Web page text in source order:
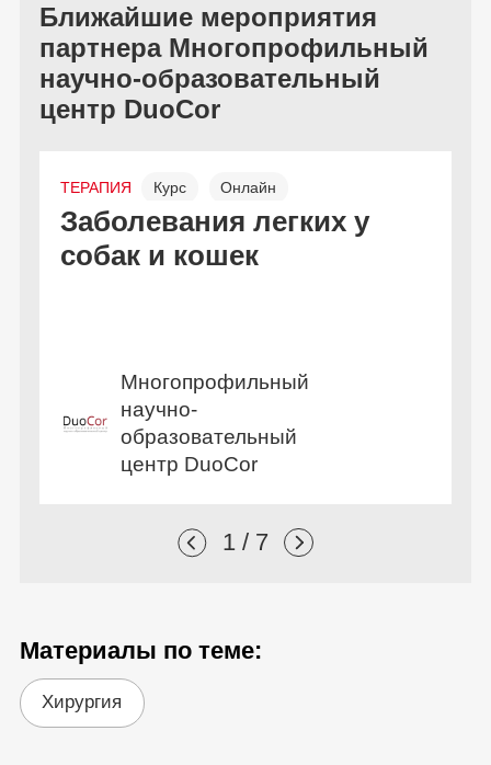
Ближайшие мероприятия
партнера Многопрофильный
научно-образовательный
центр DuoCor
ТЕРАПИЯ Курс Онлайн
Бесплатно
Заболевания легких у
собак и кошек
Многопрофильный
научно-
образовательный
центр DuoCor
1 / 7
Материалы по теме:
Хирургия